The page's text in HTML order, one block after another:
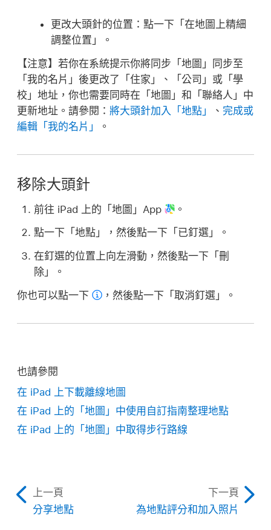
更改大頭針的位置：點一下「在地圖上精細
調整位置」。
【注意】 若你在系統提示你將同步「地圖」同步至
「我的名片」後更改了「住家」、「公司」或「學
校」地址，你也需要同時在「地圖」和「聯絡人」中
更新地址。請參閱： 將大頭針加入「地點」 、 完成或
編輯「我的名片」
。
移除大頭針
前往 iPad 上的「地圖」App
。
點一下「地點」，然後點一下「已釘選」。
在釘選的位置上向左滑動，然後點一下「刪
除」。
你也可以點一下
，然後點一下「取消釘選」。
也請參閱
在 iPad 上下載離線地圖
在 iPad 上的「地圖」中使用自訂指南整理地點
在 iPad 上的「地圖」中取得步行路線
上一頁
分享地點
下一頁
為地點評分和加入照片